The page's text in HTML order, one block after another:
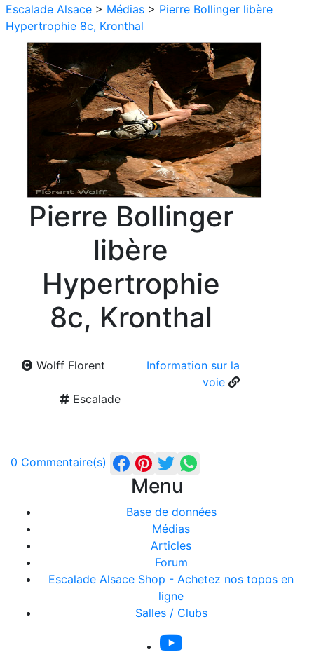
Escalade Alsace > Médias > Pierre Bollinger libère
Hypertrophie 8c, Kronthal
Pierre Bollinger
libère
Hypertrophie
8c, Kronthal
Wolff Florent
Information sur la
voie
Escalade
0 Commentaire(s)
Menu
Base de données
Médias
Articles
Forum
Escalade Alsace Shop - Achetez nos topos en
ligne
Salles / Clubs